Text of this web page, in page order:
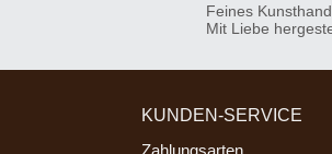
Feines
Mit Liebe
KUNDEN-SERVICE
Zahlungsarten